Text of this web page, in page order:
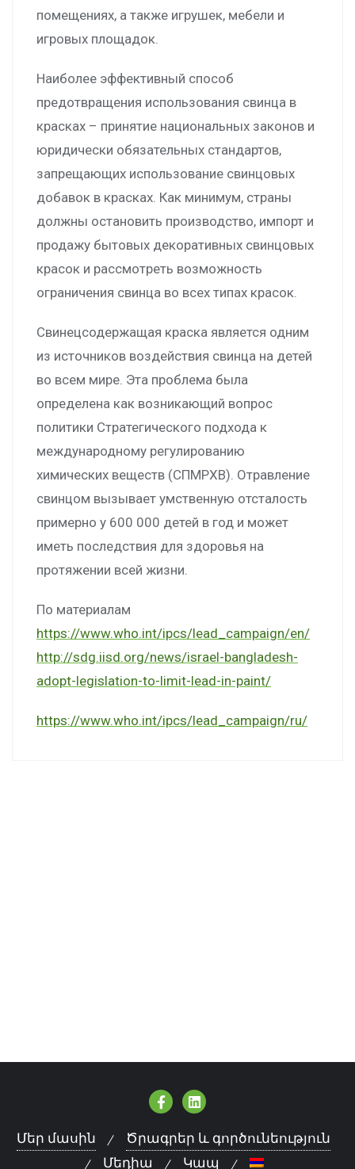
помещениях, а также игрушек, мебели и
игровых площадок.
Наиболее эффективный способ
предотвращения использования свинца в
красках – принятие национальных законов и
юридически обязательных стандартов,
запрещающих использование свинцовых
добавок в красках. Как минимум, страны
должны остановить производство, импорт и
продажу бытовых декоративных свинцовых
красок и рассмотреть возможность
ограничения свинца во всех типах красок.
Свинецсодержащая краска является одним
из источников воздействия свинца на детей
во всем мире. Эта проблема была
определена как возникающий вопрос
политики Стратегического подхода к
международному регулированию
химических веществ (СПМРХВ). Отравление
свинцом вызывает умственную отсталость
примерно у 600 000 детей в год и может
иметь последствия для здоровья на
протяжении всей жизни.
По материалам
https://www.who.int/ipcs/lead_campaign/en/
http://sdg.iisd.org/news/israel-bangladesh-
adopt-legislation-to-limit-lead-in-paint/
https://www.who.int/ipcs/lead_campaign/ru/
Մեր մասին
Ծրագրեր և գործունեություն
Մեդիա
Կապ